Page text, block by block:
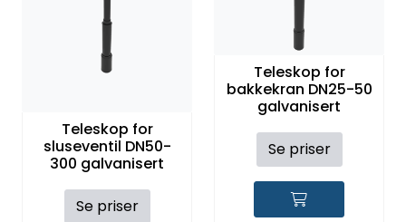
Teleskop for
sluseventil DN50-
300 galvanisert
Se priser
Teleskop for
bakkekran DN25-50
galvanisert
Se priser